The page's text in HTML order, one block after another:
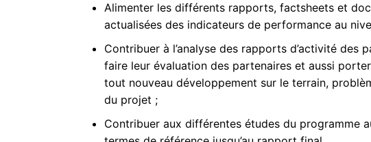
Alimenter les différents rapports, factsheets et
actualisées des indicateurs de performance au
Contribuer à l’analyse des rapports d’activité des
faire leur évaluation des partenaires et aussi
tout nouveau développement sur le terrain,
du projet ;
Contribuer aux différentes études du programme